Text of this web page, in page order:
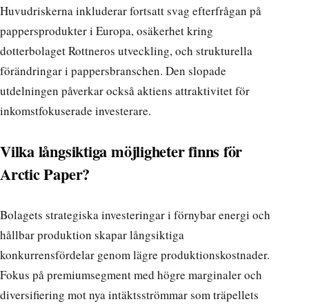
Huvudriskerna inkluderar fortsatt svag efterfrågan på
pappersprodukter i Europa, osäkerhet kring
dotterbolaget Rottneros utveckling, och strukturella
förändringar i pappersbranschen. Den slopade
utdelningen påverkar också aktiens attraktivitet för
inkomstfokuserade investerare.
Vilka långsiktiga möjligheter finns för
Arctic Paper?
Bolagets strategiska investeringar i förnybar energi och
hållbar produktion skapar långsiktiga
konkurrensfördelar genom lägre produktionskostnader.
Fokus på premiumsegment med högre marginaler och
diversifiering mot nya intäktsströmmar som träpellets